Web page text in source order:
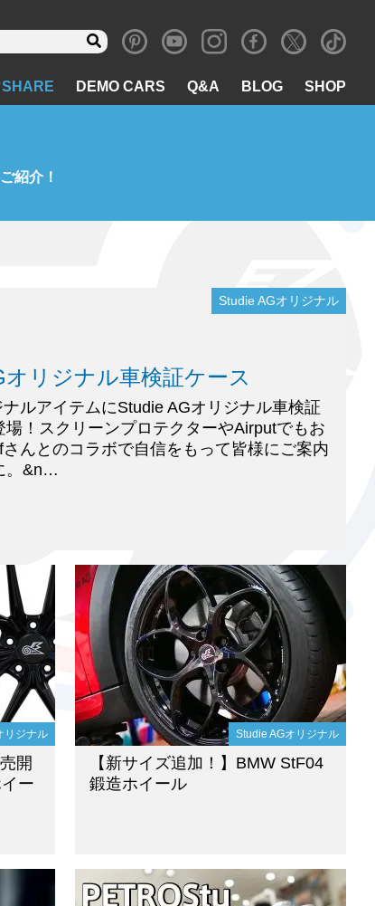
DEMO CARS Q&A BLOG SHOP
紹介！
Studie AGオリジナル
オリジナル車検証ケース
ルアイテムにStudie AGオリジナル車検証
場！スクリーンプロテクターやAirputでもお
んとのコラボで自信をもって皆様にご案内
。&n…
リジナル
開
ー
Studie AGオリジナル
【新サイズ追加！】BMW StF04
鍛造ホイール